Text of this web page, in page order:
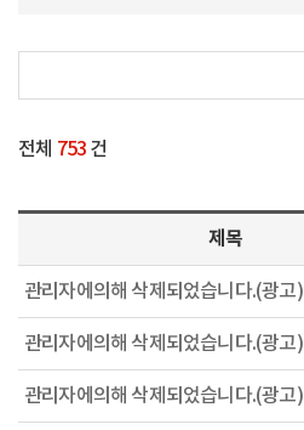
전체 753 건
제목
관리자에의해 삭제되었습니다.(광고)
관리자에의해 삭제되었습니다.(광고)
관리자에의해 삭제되었습니다.(광고)